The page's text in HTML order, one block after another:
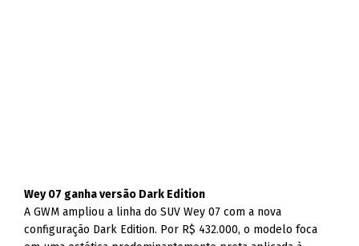
Wey 07 ganha versão Dark Edition
A GWM ampliou a linha do SUV Wey 07 com a nova
configuração Dark Edition. Por R$ 432.000, o modelo foca